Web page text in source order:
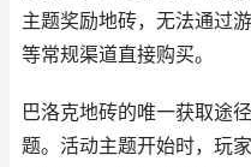
主题奖励地砖，无法通过
等常规渠道直接购买。
巴洛克地砖的唯一获取途
题。活动主题开始时，玩